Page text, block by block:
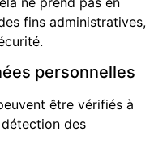
fins administratives,
personnelles
être vérifiés à
détection des